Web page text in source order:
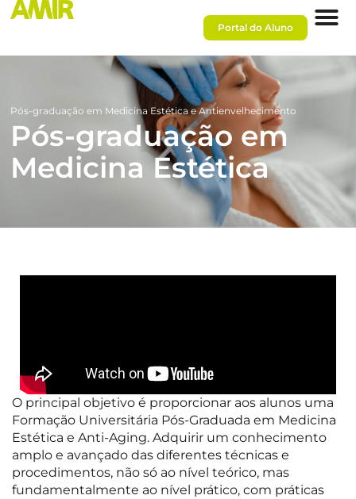
Portal do Aluno
Pós-graduação em Medicina Estética e Antienvelhecimento
Pós-graduação em
Medicina Estética
O principal objetivo é proporcionar aos alunos uma
Formação Universitária Pós-Graduada em Medicina
Estética e Anti-Aging. Adquirir um conhecimento
amplo e avançado das diferentes técnicas e
procedimentos, não só ao nível teórico, mas
fundamentalmente ao nível prático, com práticas